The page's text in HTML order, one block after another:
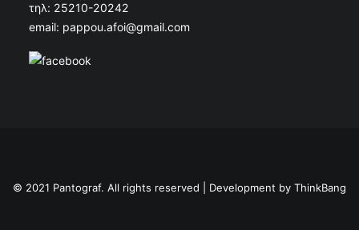
τηλ: 25210-20242
email: pappou.afoi@gmail.com
© 2021 Pantograf. All rights reserved | Development by ThinkBang